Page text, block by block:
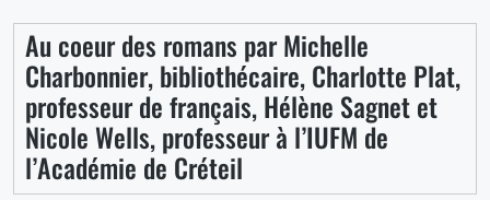
Au coeur des romans par Michelle
Charbonnier, bibliothécaire, Charlotte Plat,
professeur de français, Hélène Sagnet et
Nicole Wells, professeur à l’IUFM de
l’Académie de Créteil